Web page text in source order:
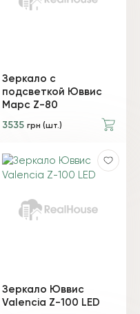
Зеркало с
подсветкой Юввис
Марс Z-80
3535 грн (шт.)
Зеркало Юввис
Valencia Z-100 LED